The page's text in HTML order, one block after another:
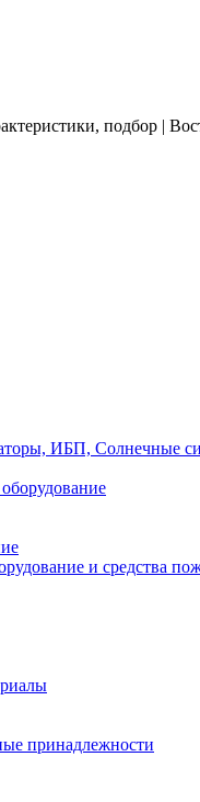
подбор |
ИБП, Солнечные
и средства
принадлежности